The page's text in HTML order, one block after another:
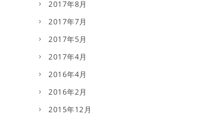
2017年8月
2017年7月
2017年5月
2017年4月
2016年4月
2016年2月
2015年12月